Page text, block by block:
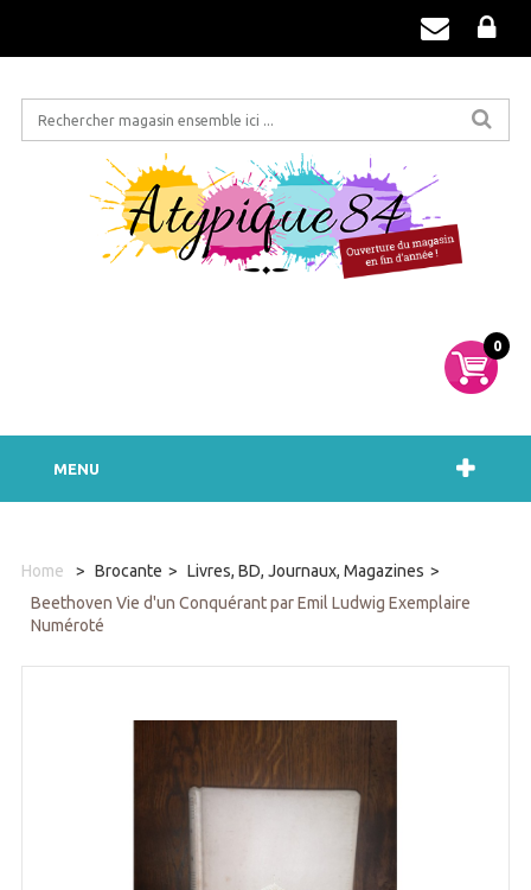
0
MENU
Home > Brocante > Livres, BD, Journaux, Magazines >
Beethoven Vie d'un Conquérant par Emil Ludwig Exemplaire
Numéroté